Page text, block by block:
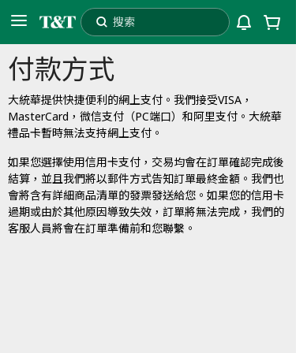
搜索
配送至 自提
付款方式
大統華提供快捷便利的網上支付。我們接受VISA，
MasterCard，微信支付（PC端口）和阿里支付。大統華
禮品卡暫時無法支持網上支付。
如果您選擇使用信用卡支付，交易均會在訂單確認完成後
結算，並且我們將以郵件方式告知訂單最終金額。我們也
會將含有詳細商品清單的發票發送給您。如果您的信用卡
過期或由於其他原因導致失效，訂單將無法完成，我們的
客服人員將會在訂單準備前和您聯繫。